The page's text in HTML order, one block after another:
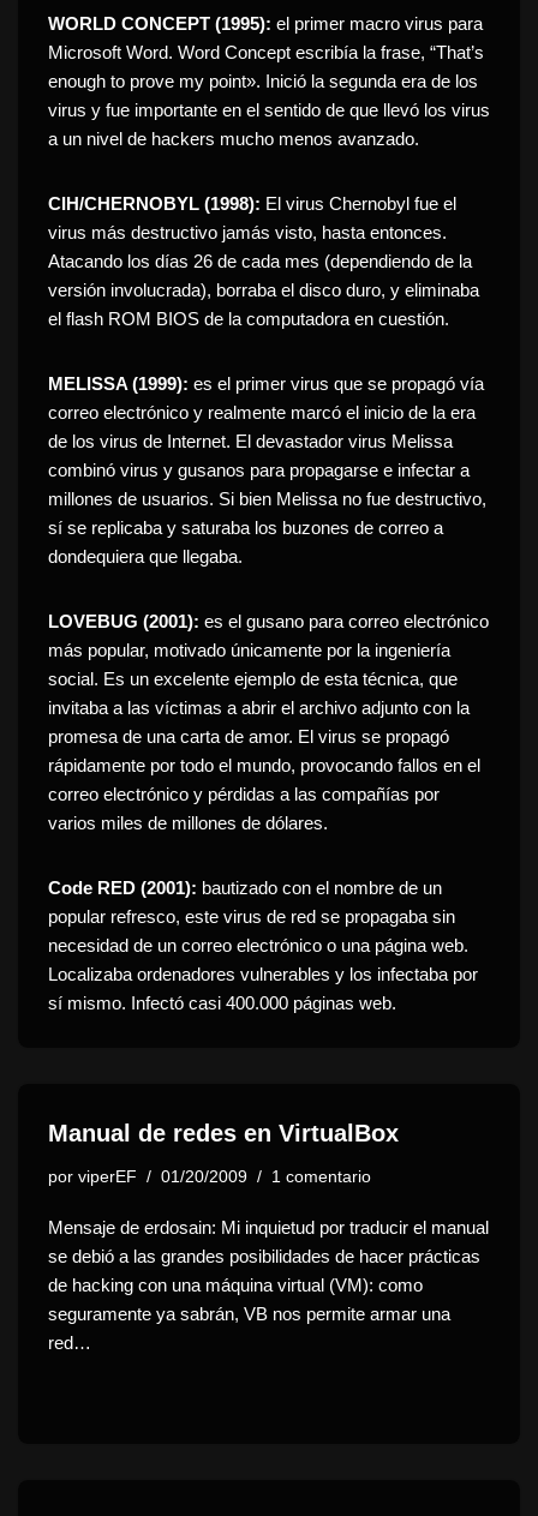
WORLD CONCEPT (1995): el primer macro virus para
Microsoft Word. Word Concept escribía la frase, “That’s
enough to prove my point». Inició la segunda era de los
virus y fue importante en el sentido de que llevó los virus
a un nivel de hackers mucho menos avanzado.
CIH/CHERNOBYL (1998): El virus Chernobyl fue el
virus más destructivo jamás visto, hasta entonces.
Atacando los días 26 de cada mes (dependiendo de la
versión involucrada), borraba el disco duro, y eliminaba
el flash ROM BIOS de la computadora en cuestión.
MELISSA (1999): es el primer virus que se propagó vía
correo electrónico y realmente marcó el inicio de la era
de los virus de Internet. El devastador virus Melissa
combinó virus y gusanos para propagarse e infectar a
millones de usuarios. Si bien Melissa no fue destructivo,
sí se replicaba y saturaba los buzones de correo a
dondequiera que llegaba.
LOVEBUG (2001): es el gusano para correo electrónico
más popular, motivado únicamente por la ingeniería
social. Es un excelente ejemplo de esta técnica, que
invitaba a las víctimas a abrir el archivo adjunto con la
promesa de una carta de amor. El virus se propagó
rápidamente por todo el mundo, provocando fallos en el
correo electrónico y pérdidas a las compañías por
varios miles de millones de dólares.
Code RED (2001): bautizado con el nombre de un
popular refresco, este virus de red se propagaba sin
necesidad de un correo electrónico o una página web.
Localizaba ordenadores vulnerables y los infectaba por
sí mismo. Infectó casi 400.000 páginas web.
Manual de redes en VirtualBox
por viperEF 01/20/2009 1 comentario
Mensaje de erdosain: Mi inquietud por traducir el manual
se debió a las grandes posibilidades de hacer prácticas
de hacking con una máquina virtual (VM): como
seguramente ya sabrán, VB nos permite armar una
red…